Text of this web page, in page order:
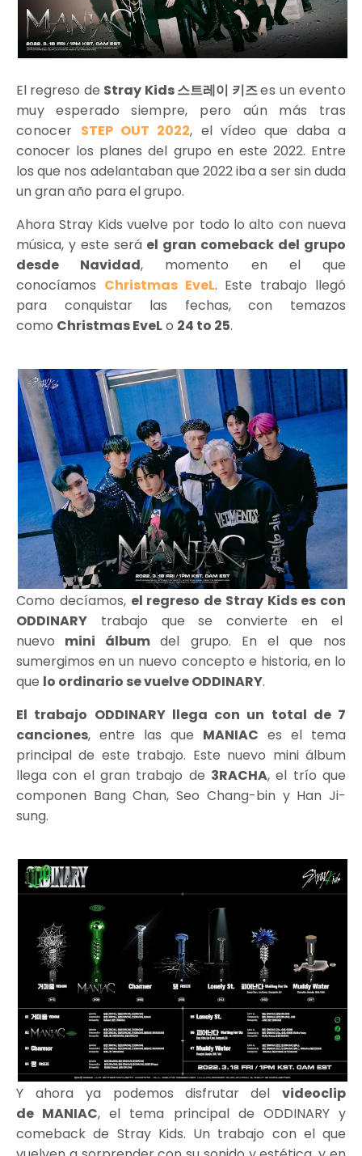
El regreso de Stray Kids 스트레이 키즈es un evento
muy esperado siempre, pero aún más tras
conocer STEP OUT 2022, el vídeo que daba a
conocer los planes del grupo en este 2022. Entre
los que nos adelantaban que 2022 iba a ser sin duda
un gran año para el grupo.
Ahora Stray Kids vuelve por todo lo alto con nueva
música, y este será el gran comeback del grupo
desde Navidad, momento en el que
conocíamos Christmas EveL. Este trabajo llegó
para conquistar las fechas, con temazos
como Christmas EveLo 24 to 25.
Como decíamos, el regreso de Stray Kids es con
ODDINARY trabajo que se convierte en el
nuevo mini álbumdel grupo. En el que nos
sumergimos en un nuevo concepto e historia, en lo
que lo ordinario se vuelve ODDINARY.
El trabajo ODDINARY llega con un total de 7
canciones, entre las que MANIAC es el tema
principal de este trabajo. Este nuevo mini álbum
llega con el gran trabajo de 3RACHA, el trío que
componen Bang Chan, Seo Chang-bin y Han Ji-
sung.
Y ahora ya podemos disfrutar delvideoclip
de MANIAC, el tema principal de ODDINARY y
comeback de Stray Kids. Un trabajo con el que